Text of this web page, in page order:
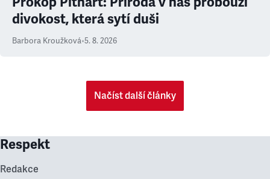
divokost, která sytí duši
Barbora Kroužková•5. 8. 2026
Načíst další články
Respekt
Redakce